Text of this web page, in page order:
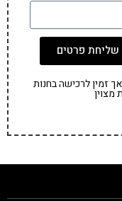
שליחת פרטים
זמין לרכישה בחנות
מצוין